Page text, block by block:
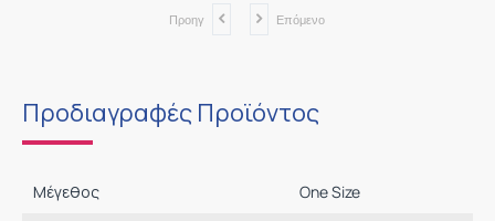
Προηγ Επόμενο
Προδιαγραφές Προϊόντος
Μέγεθος One Size